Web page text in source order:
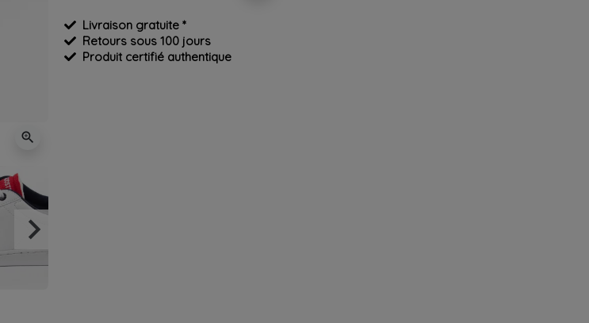
zoom_in
Suivant
keyboard_arrow_right
Livraison gratuite *
Retours sous 100 jours
Produit certifié authentique